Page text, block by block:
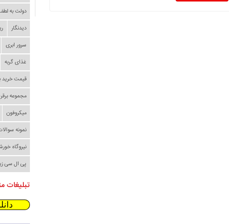
دولت به
دیدنگار
سرور ابری
غذای گربه
قیمت خرید
مجموعه
میکروفون
نمونه
نیروگاه
پی ال سی
تبلیغات